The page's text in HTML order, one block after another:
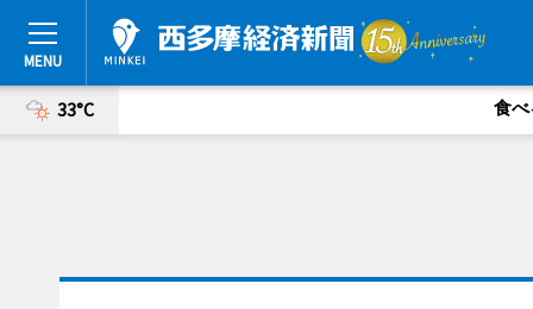
33°C 食べ